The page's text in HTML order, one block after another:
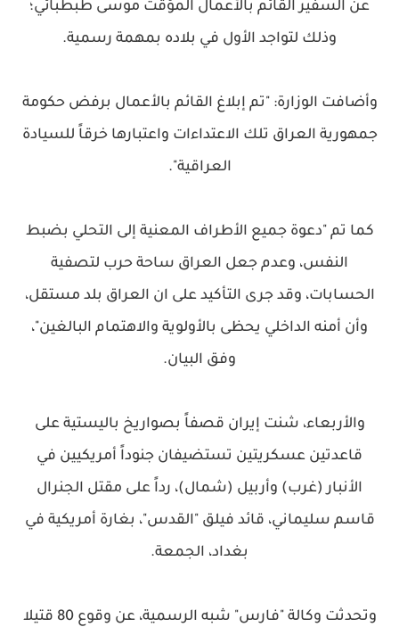
عن السفير القائم بالأعمال المؤقت موسى طبطبائي؛
وذلك لتواجد الأول في بلاده بمهمة رسمية.
وأضافت الوزارة: "تم إبلاغ القائم بالأعمال برفض حكومة
جمهورية العراق تلك الاعتداءات واعتبارها خرقاً للسيادة
العراقية".
كما تم "دعوة جميع الأطراف المعنية إلى التحلي بضبط
النفس، وعدم جعل العراق ساحة حرب لتصفية
الحسابات، وقد جرى التأكيد على ان العراق بلد مستقل،
وأن أمنه الداخلي يحظى بالأولوية والاهتمام البالغين"،
وفق البيان.
والأربعاء، شنت إيران قصفاً بصواريخ باليستية على
قاعدتين عسكريتين تستضيفان جنوداً أمريكيين في
الأنبار (غرب) وأربيل (شمال)، رداً على مقتل الجنرال
قاسم سليماني، قائد فيلق "القدس"، بغارة أمريكية في
بغداد، الجمعة.
وتحدثت وكالة "فارس" شبه الرسمية، عن وقوع 80 قتيلا